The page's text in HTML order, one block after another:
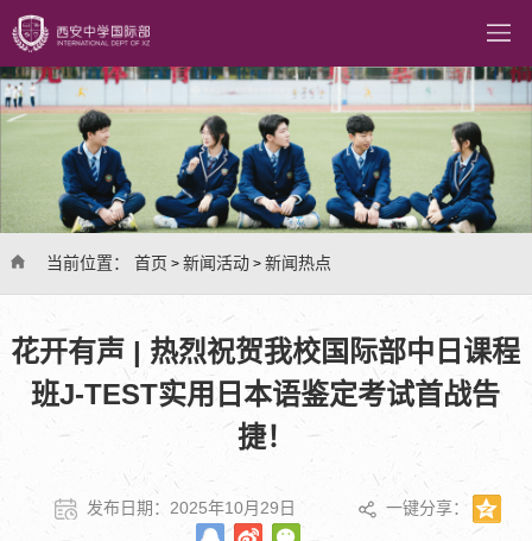
当前位置： 首页 > 新闻活动> 新闻热点
花开有声 | 热烈祝贺我校国际部中日课程
班J-TEST实用日本语鉴定考试首战告
捷！
发布日期：2025年10月29日 一键分享：